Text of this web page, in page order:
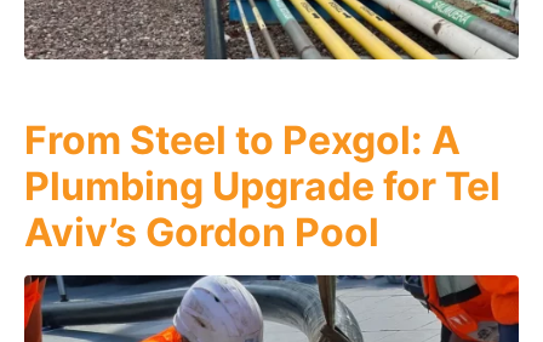
From Steel to Pexgol: A
Plumbing Upgrade for Tel
Aviv’s Gordon Pool